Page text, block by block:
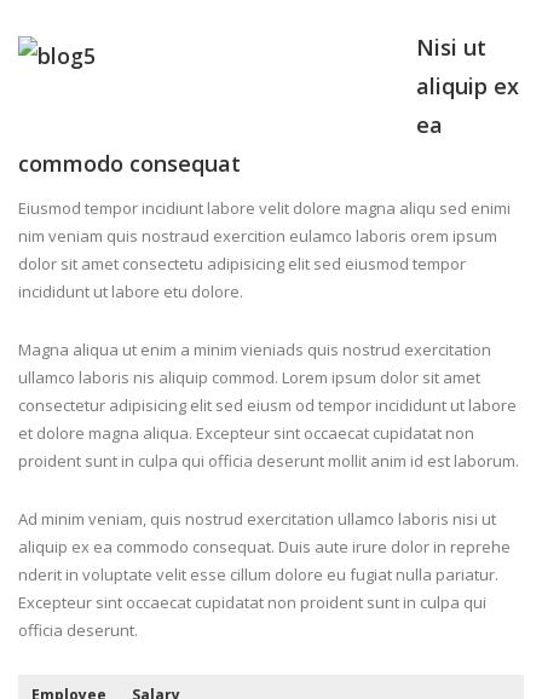
Nisi ut
aliquip ex
ea
commodo consequat
Eiusmod tempor incidiunt labore velit dolore magna aliqu sed enimi
nim veniam quis nostraud exercition eulamco laboris orem ipsum
dolor sit amet consectetu adipisicing elit sed eiusmod tempor
incididunt ut labore etu dolore.
Magna aliqua ut enim a minim vieniads quis nostrud exercitation
ullamco laboris nis aliquip commod. Lorem ipsum dolor sit amet
consectetur adipisicing elit sed eiusm od tempor incididunt ut labore
et dolore magna aliqua. Excepteur sint occaecat cupidatat non
proident sunt in culpa qui officia deserunt mollit anim id est laborum.
Ad minim veniam, quis nostrud exercitation ullamco laboris nisi ut
aliquip ex ea commodo consequat. Duis aute irure dolor in reprehe
nderit in voluptate velit esse cillum dolore eu fugiat nulla pariatur.
Excepteur sint occaecat cupidatat non proident sunt in culpa qui
officia deserunt.
Employee Salary